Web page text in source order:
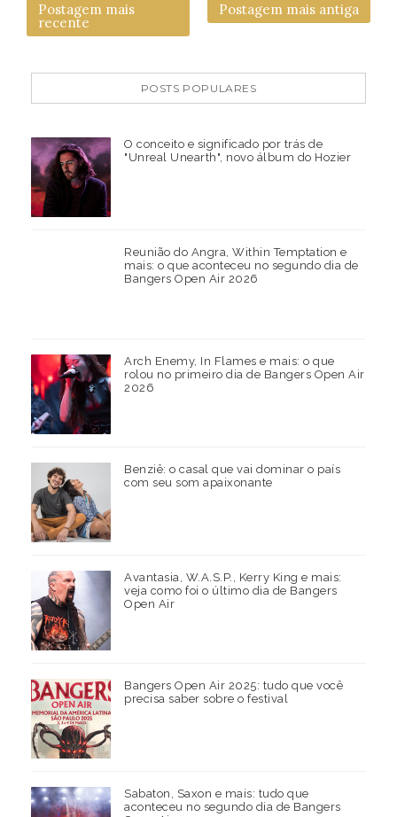
Postagem mais
recente
Postagem mais antiga
POSTS POPULARES
O conceito e significado por trás de
"Unreal Unearth", novo álbum do Hozier
Reunião do Angra, Within Temptation e
mais: o que aconteceu no segundo dia de
Bangers Open Air 2026
Arch Enemy, In Flames e mais: o que
rolou no primeiro dia de Bangers Open Air
2026
Benziê: o casal que vai dominar o país
com seu som apaixonante
Avantasia, W.A.S.P., Kerry King e mais:
veja como foi o último dia de Bangers
Open Air
Bangers Open Air 2025: tudo que você
precisa saber sobre o festival
Sabaton, Saxon e mais: tudo que
aconteceu no segundo dia de Bangers